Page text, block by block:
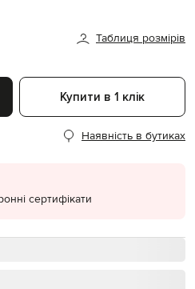
Таблиця розмірів
Купити в 1 клік
Наявність в бутиках
сертифікати